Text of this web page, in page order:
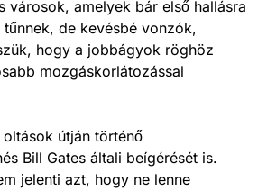
városok, amelyek bár első hallásra
de kevésbé vonzók,
hogy a jobbágyok röghöz
mozgáskorlátozással
útján történő
Bill Gates általi beígérését is.
jelenti azt, hogy ne lenne